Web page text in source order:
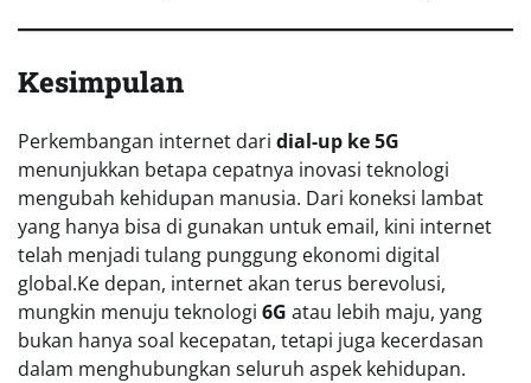
Kesimpulan
Perkembangan internet dari dial-up ke 5G
menunjukkan betapa cepatnya inovasi teknologi
mengubah kehidupan manusia. Dari koneksi lambat
yang hanya bisa di gunakan untuk email, kini internet
telah menjadi tulang punggung ekonomi digital
global.Ke depan, internet akan terus berevolusi,
mungkin menuju teknologi 6G atau lebih maju, yang
bukan hanya soal kecepatan, tetapi juga kecerdasan
dalam menghubungkan seluruh aspek kehidupan.